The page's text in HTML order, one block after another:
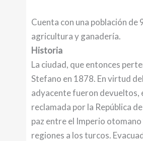
Cuenta con una población de
agricultura y ganadería.
Historia
La ciudad, que entonces
Stefano en 1878. En virtud
adyacente fueron devueltos,
reclamada por la República
paz entre el Imperio
regiones a los turcos.